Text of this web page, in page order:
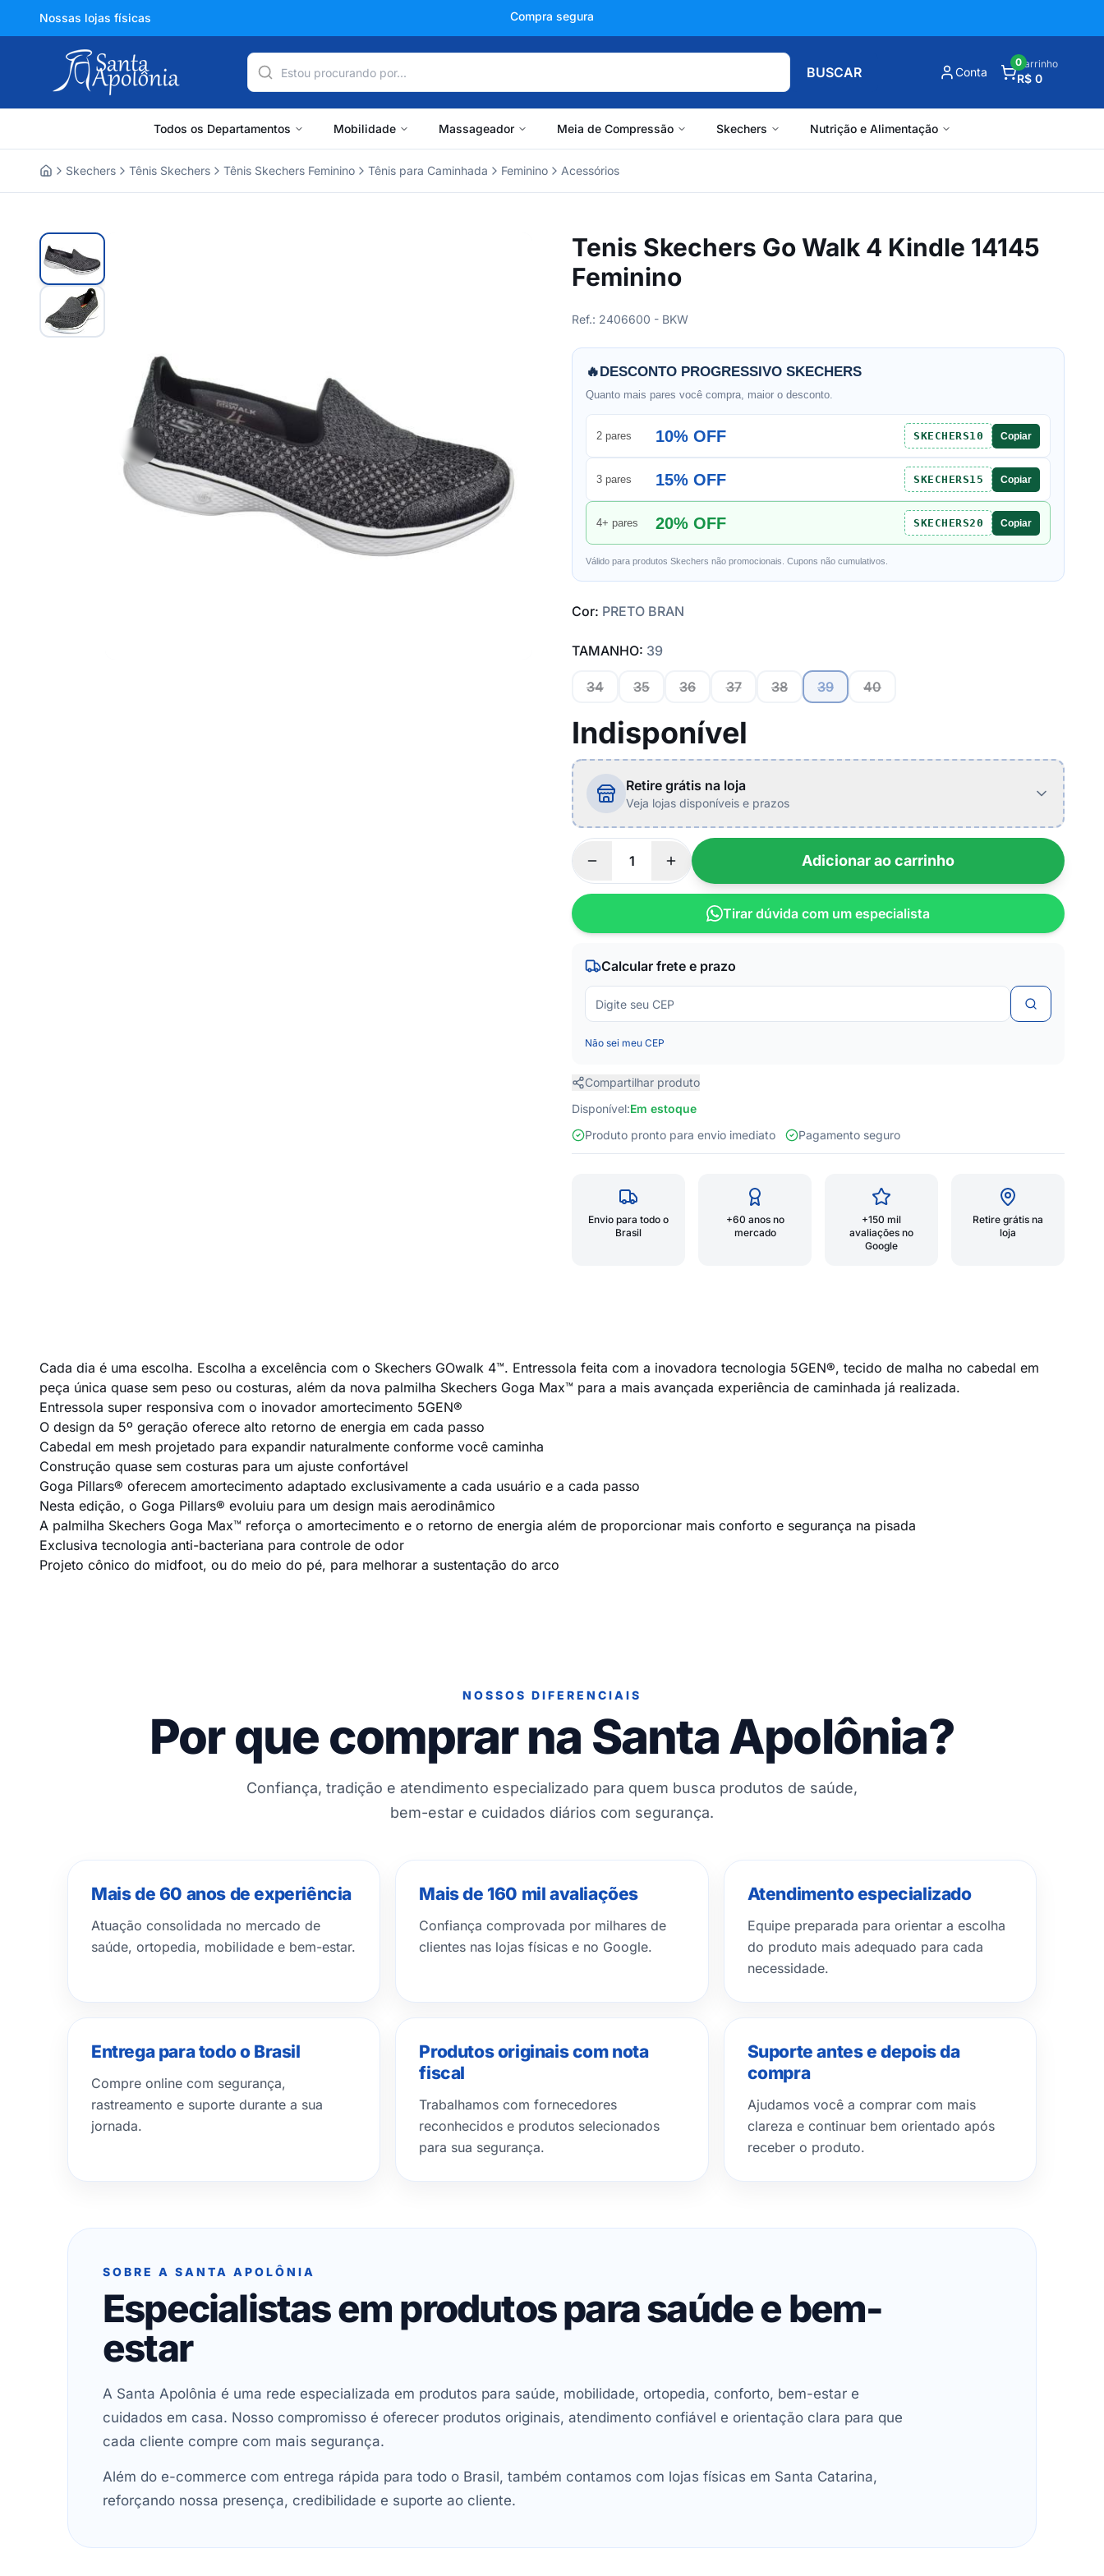
Nossas lojas físicas +150 mil avaliações
BUSCAR Conta
Carrinho
R$ 0
0
Todos os Departamentos Mobilidade Massageador Meia de Compressão Skechers Nutrição e Alimentação
Skechers Tênis Skechers Tênis Skechers Feminino Tênis para Caminhada Feminino Acessórios
Tenis Skechers Go Walk 4 Kindle 14145
Feminino
Ref.: 2406600 - BKW
🔥DESCONTO PROGRESSIVO SKECHERS
Quanto mais pares você compra, maior o desconto.
2 pares 10% OFF SKECHERS10 Copiar
3 pares 15% OFF SKECHERS15 Copiar
4+ pares 20% OFF SKECHERS20 Copiar
Válido para produtos Skechers não promocionais. Cupons não cumulativos.
Cor: PRETO BRAN
TAMANHO: 39
34 35 36 37 38 39 40
Indisponível
Retire grátis na loja
Veja lojas disponíveis e prazos
Adicionar ao carrinho
Tirar dúvida com um especialista
Calcular frete e prazo
Não sei meu CEP
Compartilhar produto
Disponível:Em estoque
Produto pronto para envio imediato
Pagamento seguro
Envio para todo o
Brasil
+60 anos no
mercado
+150 mil
avaliações no
Google
Retire grátis na
loja
Cada dia é uma escolha. Escolha a excelência com o Skechers GOwalk 4™. Entressola feita com a inovadora tecnologia 5GEN®, tecido de malha no cabedal em
peça única quase sem peso ou costuras, além da nova palmilha Skechers Goga Max™ para a mais avançada experiência de caminhada já realizada.
Entressola super responsiva com o inovador amortecimento 5GEN®
O design da 5º geração oferece alto retorno de energia em cada passo
Cabedal em mesh projetado para expandir naturalmente conforme você caminha
Construção quase sem costuras para um ajuste confortável
Goga Pillars® oferecem amortecimento adaptado exclusivamente a cada usuário e a cada passo
Nesta edição, o Goga Pillars® evoluiu para um design mais aerodinâmico
A palmilha Skechers Goga Max™ reforça o amortecimento e o retorno de energia além de proporcionar mais conforto e segurança na pisada
Exclusiva tecnologia anti-bacteriana para controle de odor
Projeto cônico do midfoot, ou do meio do pé, para melhorar a sustentação do arco
NOSSOS DIFERENCIAIS
Por que comprar na Santa Apolônia?
Confiança, tradição e atendimento especializado para quem busca produtos de saúde,
bem-estar e cuidados diários com segurança.
Mais de 60 anos de experiência
Atuação consolidada no mercado de
saúde, ortopedia, mobilidade e bem-estar.
Mais de 160 mil avaliações
Confiança comprovada por milhares de
clientes nas lojas físicas e no Google.
Atendimento especializado
Equipe preparada para orientar a escolha
do produto mais adequado para cada
necessidade.
Entrega para todo o Brasil
Compre online com segurança,
rastreamento e suporte durante a sua
jornada.
Produtos originais com nota
fiscal
Trabalhamos com fornecedores
reconhecidos e produtos selecionados
para sua segurança.
Suporte antes e depois da
compra
Ajudamos você a comprar com mais
clareza e continuar bem orientado após
receber o produto.
SOBRE A SANTA APOLÔNIA
Especialistas em produtos para saúde e bem-
estar
A Santa Apolônia é uma rede especializada em produtos para saúde, mobilidade, ortopedia, conforto, bem-estar e
cuidados em casa. Nosso compromisso é oferecer produtos originais, atendimento confiável e orientação clara para que
cada cliente compre com mais segurança.
Além do e-commerce com entrega rápida para todo o Brasil, também contamos com lojas físicas em Santa Catarina,
reforçando nossa presença, credibilidade e suporte ao cliente.